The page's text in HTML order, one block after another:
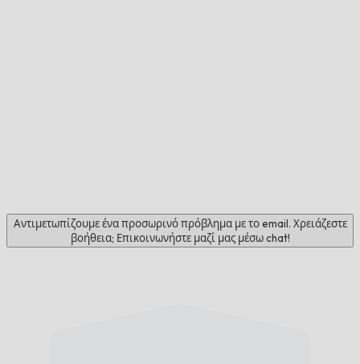
Αντιμετωπίζουμε ένα προσωρινό πρόβλημα με το email. Χρειάζεστε
βοήθεια; Επικοινωνήστε μαζί μας μέσω chat!